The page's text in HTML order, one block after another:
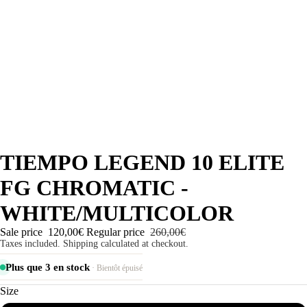
TIEMPO LEGEND 10 ELITE
FG CHROMATIC -
WHITE/MULTICOLOR
Sale price 120,00€ Regular price 260,00€
Taxes included. Shipping calculated at checkout.
Plus que 3 en stock· Bientôt épuisé
Size